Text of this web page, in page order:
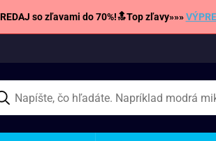
so zľavami do 70%!🔝Top zľavy»»»